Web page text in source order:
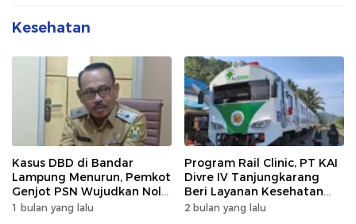
Kesehatan
Kasus DBD di Bandar
Lampung Menurun, Pemkot
Genjot PSN Wujudkan Nol
Kematian
1 bulan yang lalu
Program Rail Clinic, PT KAI
Divre IV Tanjungkarang
Beri Layanan Kesehatan
Gratis 250 Warga
2 bulan yang lalu